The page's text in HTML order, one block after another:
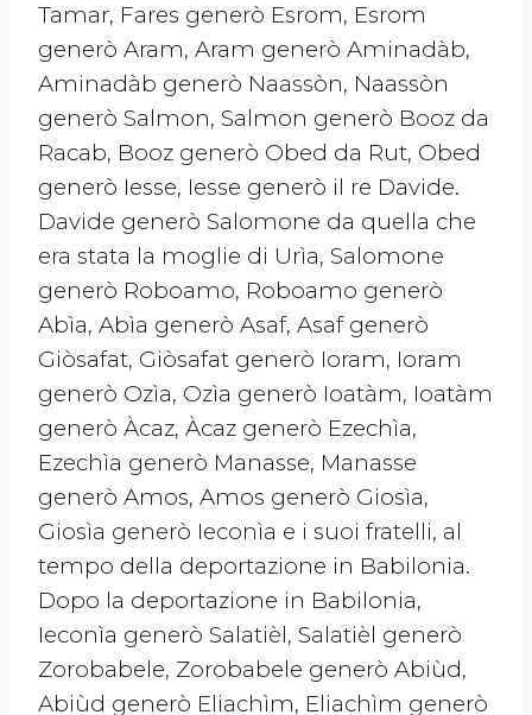
Tamar, Fares generò Esrom, Esrom
generò Aram, Aram generò Aminadàb,
Aminadàb generò Naassòn, Naassòn
generò Salmon, Salmon generò Booz da
Racab, Booz generò Obed da Rut, Obed
generò Iesse, Iesse generò il re Davide.
Davide generò Salomone da quella che
era stata la moglie di Urìa, Salomone
generò Roboamo, Roboamo generò
Abìa, Abìa generò Asaf, Asaf generò
Giòsafat, Giòsafat generò Ioram, Ioram
generò Ozìa, Ozìa generò Ioatàm, Ioatàm
generò Àcaz, Àcaz generò Ezechìa,
Ezechìa generò Manasse, Manasse
generò Amos, Amos generò Giosìa,
Giosìa generò Ieconìa e i suoi fratelli, al
tempo della deportazione in Babilonia.
Dopo la deportazione in Babilonia,
Ieconìa generò Salatièl, Salatièl generò
Zorobabele, Zorobabele generò Abiùd,
Abiùd generò Eliachìm, Eliachìm generò